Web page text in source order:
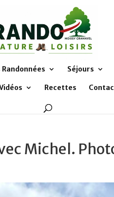
Randonnées Séjours
Recettes
Michel.